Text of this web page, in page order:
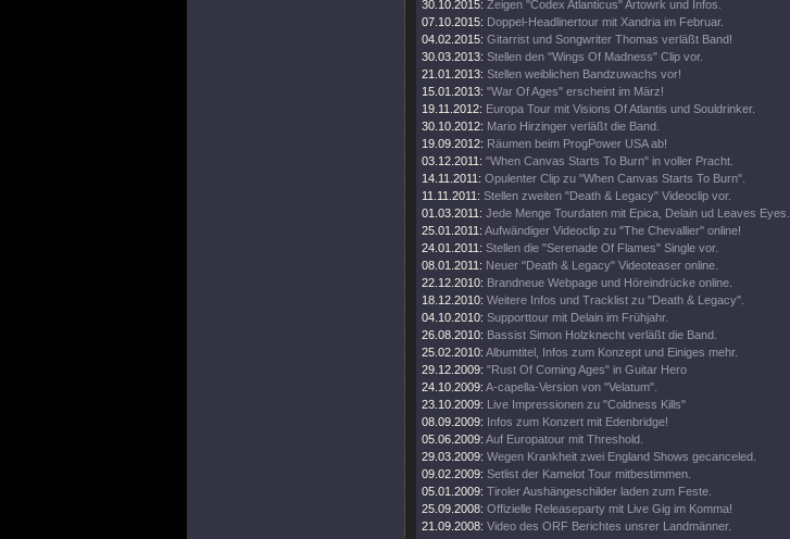
30.10.2015: Zeigen "Codex Atlanticus" Artowrk und Infos.
07.10.2015: Doppel-Headlinertour mit Xandria im Februar.
04.02.2015: Gitarrist und Songwriter Thomas verläßt Band!
30.03.2013: Stellen den "Wings Of Madness" Clip vor.
21.01.2013: Stellen weiblichen Bandzuwachs vor!
15.01.2013: "War Of Ages" erscheint im März!
19.11.2012: Europa Tour mit Visions Of Atlantis und Souldrinker.
30.10.2012: Mario Hirzinger verläßt die Band.
19.09.2012: Räumen beim ProgPower USA ab!
03.12.2011: "When Canvas Starts To Burn" in voller Pracht.
14.11.2011: Opulenter Clip zu "When Canvas Starts To Burn".
11.11.2011: Stellen zweiten "Death & Legacy" Videoclip vor.
01.03.2011: Jede Menge Tourdaten mit Epica, Delain ud Leaves Eyes.
25.01.2011: Aufwändiger Videoclip zu "The Chevallier" online!
24.01.2011: Stellen die "Serenade Of Flames" Single vor.
08.01.2011: Neuer "Death & Legacy" Videoteaser online.
22.12.2010: Brandneue Webpage und Höreindrücke online.
18.12.2010: Weitere Infos und Tracklist zu "Death & Legacy".
04.10.2010: Supporttour mit Delain im Frühjahr.
26.08.2010: Bassist Simon Holzknecht verläßt die Band.
25.02.2010: Albumtitel, Infos zum Konzept und Einiges mehr.
29.12.2009: "Rust Of Coming Ages" in Guitar Hero
24.10.2009: A-capella-Version von "Velatum".
23.10.2009: Live Impressionen zu "Coldness Kills"
08.09.2009: Infos zum Konzert mit Edenbridge!
05.06.2009: Auf Europatour mit Threshold.
29.03.2009: Wegen Krankheit zwei England Shows gecanceled.
09.02.2009: Setlist der Kamelot Tour mitbestimmen.
05.01.2009: Tiroler Aushängeschilder laden zum Feste.
25.09.2008: Offizielle Releaseparty mit Live Gig im Komma!
21.09.2008: Video des ORF Berichtes unsrer Landmänner.